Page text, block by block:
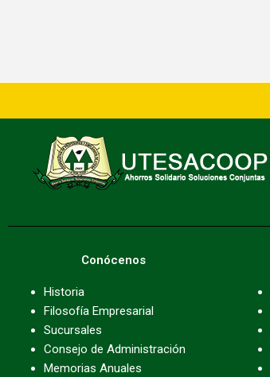
Conócenos
Historia
Filosofía Empresarial
Sucursales
Consejo de Administración
Memorias Anuales